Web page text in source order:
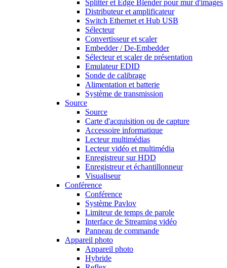
Splitter et Edge Blender pour mur d'images
Distributeur et amplificateur
Switch Ethernet et Hub USB
Sélecteur
Convertisseur et scaler
Embedder / De-Embedder
Sélecteur et scaler de présentation
Emulateur EDID
Sonde de calibrage
Alimentation et batterie
Système de transmission
Source
Source
Carte d'acquisition ou de capture
Accessoire informatique
Lecteur multimédias
Lecteur vidéo et multimédia
Enregistreur sur HDD
Enregistreur et échantillonneur
Visualiseur
Conférence
Conférence
Système Pavlov
Limiteur de temps de parole
Interface de Streaming vidéo
Panneau de commande
Appareil photo
Appareil photo
Hybride